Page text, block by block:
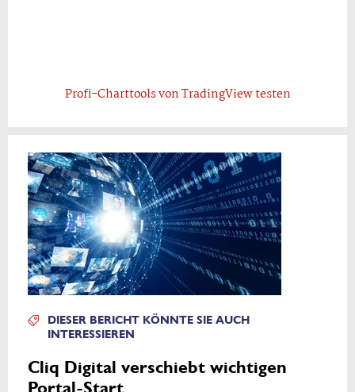
Profi-Charttools von TradingView testen
DIESER BERICHT KÖNNTE SIE AUCH
INTERESSIEREN
Cliq Digital verschiebt wichtigen